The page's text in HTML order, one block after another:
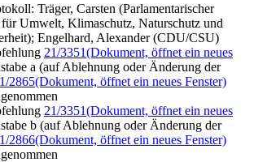
Träger, Carsten (Parlamentarischer
für Umwelt, Klimaschutz, Naturschutz und
Engelhard, Alexander (CDU/CSU)
21/3351(Dokument, öffnet ein neues
a (auf Ablehnung oder Änderung der
2865(Dokument, öffnet ein neues Fenster)
21/3351(Dokument, öffnet ein neues
b (auf Ablehnung oder Änderung der
2866(Dokument, öffnet ein neues Fenster)